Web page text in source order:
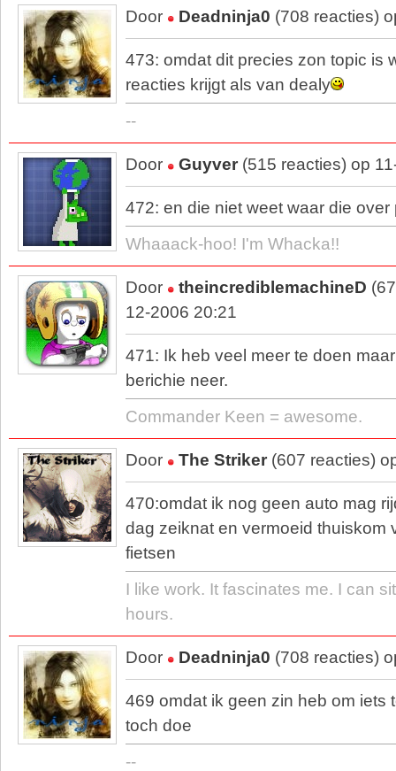
Door Deadninja0 (708 reacties)
473: omdat dit precies zon topic is
reacties krijgt als van dealy
--
Door Guyver (515 reacties) op
472: en die niet weet waar die over
Whaaack-hoo! I'm Whacka!!
Door theincrediblemachineD
12-2006 20:21
471: Ik heb veel meer te doen
berichie neer.
Commander Keen = awesome.
Door The Striker (607 reacties)
470:omdat ik nog geen auto mag
dag zeiknat en vermoeid thuiskom
fietsen
I like work. It fascinates me. I can
hours.
Door Deadninja0 (708 reacties)
469 omdat ik geen zin heb om iets
toch doe
--